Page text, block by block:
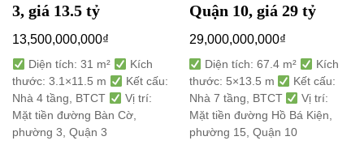
3, giá 13.5 tỷ
13,500,000,000₫
Diện tích: 31 m²
Kích
thước: 3.1×11.5 m
Kết cấu:
Nhà 4 tầng, BTCT
Vị trí:
Mặt tiền đường Bàn Cờ,
phường 3, Quận 3
Quận 10, giá 29 tỷ
29,000,000,000₫
Diện tích: 67.4 m²
Kích
thước: 5×13.5 m
Kết cấu:
Nhà 7 tầng, BTCT
Vị trí:
Mặt tiền đường Hồ Bá Kiện,
phường 15, Quận 10